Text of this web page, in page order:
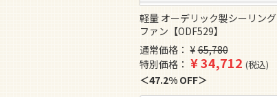
軽量 オーデリック製シーリング
ファン【ODF529】
通常価格
¥ 65,780
特別価格
¥34,712 税込
47.2% OFF